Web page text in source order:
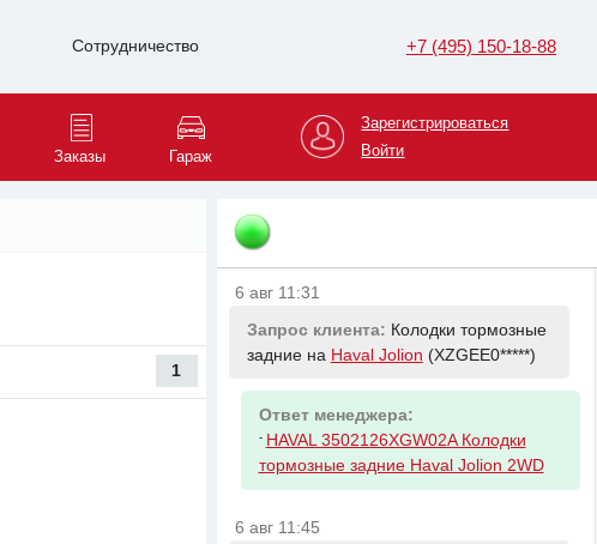
Сотрудничество +7 (495) 150-18-88
Заказы Гараж
Зарегистрироваться
Войти
1
задние наNissan Qashqai
(Z8NFBA*****)
Ответ менеджера:
тормозные зад J11E T32
6 авг 11:31
Запрос клиента: Колодки тормозные
задние на Haval Jolion (XZGEE0*****)
Ответ менеджера:
- HAVAL 3502126XGW02A Колодки
тормозные задние Haval Jolion 2WD
6 авг 11:45